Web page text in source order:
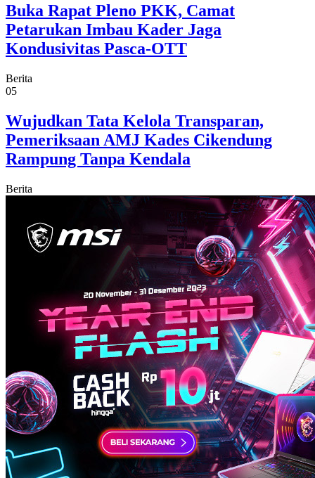
Buka Rapat Pleno PKK, Camat
Petarukan Imbau Kader Jaga
Kondusivitas Pasca-OTT
Berita
05
Wujudkan Tata Kelola Transparan,
Pemeriksaan AMJ Kades Cikendung
Rampung Tanpa Kendala
Berita